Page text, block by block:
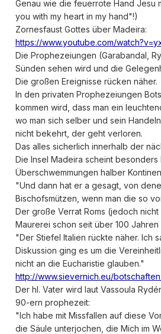
Genau wie die feuerrote Hand Jesu
you with my heart in my hand"!)
Zornesfaust Gottes über Madeira:
https://www.youtube.com/
Die Prophezeiungen (Garabandal,
Sünden sehen wird und die
Die großen Ereignisse rücken näher.
In den privaten Prophezeiungen
kommen wird, dass man ein
wo man sich selber und sein
nicht bekehrt, der geht verloren.
Das alles sicherlich innerhalb der
Die Insel Madeira scheint
Überschwemmungen halber
"Und dann hat er a gesagt, von
Bischofsmützen, wenn man die so
Der große Verrat Roms (jedoch
Maurerei schon seit über 100 Jahren
"Der Stiefel Italien rückte näher. Ich
Diskussion ging es um die
nicht an die Eucharistie glauben."
http://www.sievernich.eu/
Der hl. Vater wird laut Vassoula
90-ern prophezeit:
"Ich habe mit Missfallen auf diese
die Säule unterjochen, die Mich im